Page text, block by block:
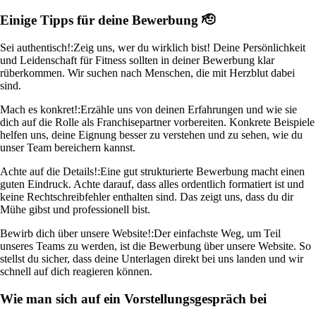
Einige Tipps für deine Bewerbung 🫡
Sei authentisch!:Zeig uns, wer du wirklich bist! Deine Persönlichkeit
und Leidenschaft für Fitness sollten in deiner Bewerbung klar
rüberkommen. Wir suchen nach Menschen, die mit Herzblut dabei
sind.
Mach es konkret!:Erzähle uns von deinen Erfahrungen und wie sie
dich auf die Rolle als Franchisepartner vorbereiten. Konkrete Beispiele
helfen uns, deine Eignung besser zu verstehen und zu sehen, wie du
unser Team bereichern kannst.
Achte auf die Details!:Eine gut strukturierte Bewerbung macht einen
guten Eindruck. Achte darauf, dass alles ordentlich formatiert ist und
keine Rechtschreibfehler enthalten sind. Das zeigt uns, dass du dir
Mühe gibst und professionell bist.
Bewirb dich über unsere Website!:Der einfachste Weg, um Teil
unseres Teams zu werden, ist die Bewerbung über unsere Website. So
stellst du sicher, dass deine Unterlagen direkt bei uns landen und wir
schnell auf dich reagieren können.
Wie man sich auf ein Vorstellungsgespräch bei